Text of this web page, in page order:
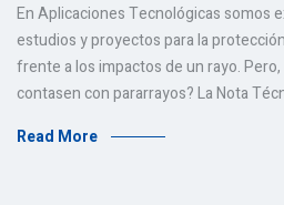
En Aplicaciones Tecnológicas somos
estudios y proyectos para la
frente a los impactos de un rayo.
contasen con pararrayos? La Nota
Read More